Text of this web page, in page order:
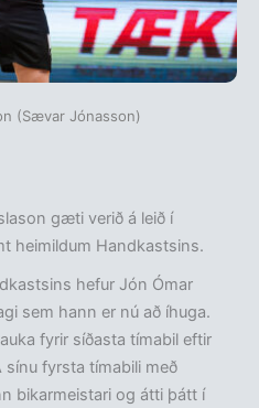
(Sævar Jónasson)
gæti verið á leið í
heimildum Handkastsins.
hefur Jón Ómar
sem hann er nú að íhuga.
fyrir síðasta tímabil eftir
sínu fyrsta tímabili með
bikarmeistari og átti þátt í